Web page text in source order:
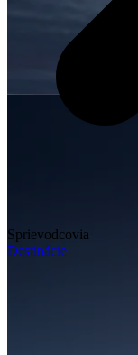
Sprievodcovia
Destinácie